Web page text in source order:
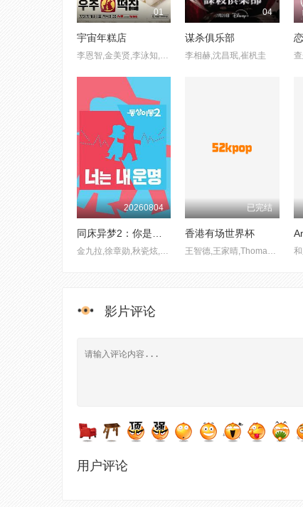
01
宇宙年糕店
李恩智,金美贤,李泳知,安宥真
04
谋杀俱乐部
李相赫,沈昌珉,崔杋圭
20260804
金九拉,徐章勋,秋瓷炫,于晓光
已完结
香港有场世界杯
王智德,王家晴,Thomas Windle
影片评论
用户评论